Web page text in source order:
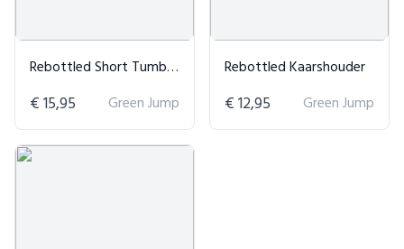
Rebottled Short Tumblers Set van 2
€ 15,95 Green Jump
Rebottled Kaarshouder
€ 12,95 Green Jump